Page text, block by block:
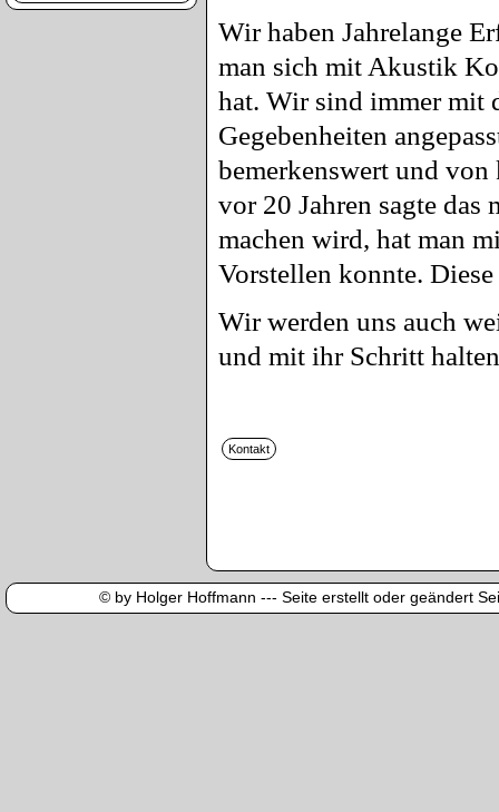
Wir haben Jahrelange
man sich mit Akustik
hat. Wir sind immer mit
Gegebenheiten
bemerkenswert und
vor 20 Jahren sagte das
machen wird, hat man
Vorstellen konnte.
Wir werden uns auch
und mit ihr Schritt
© by Holger Hoffmann --- Seite erstellt oder geändert